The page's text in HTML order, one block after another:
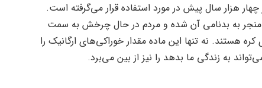
هزار سال پیش در مورد استفاده قرار می‌گرفته است.
منجر به بدنامی آن شده و مردم در حال چرخش به سمت
هستند. نه تنها این ماده مقدار خوراکی‌های ارگانیک را
به زندگی ما بدهد را نیز از بین می‌برد.